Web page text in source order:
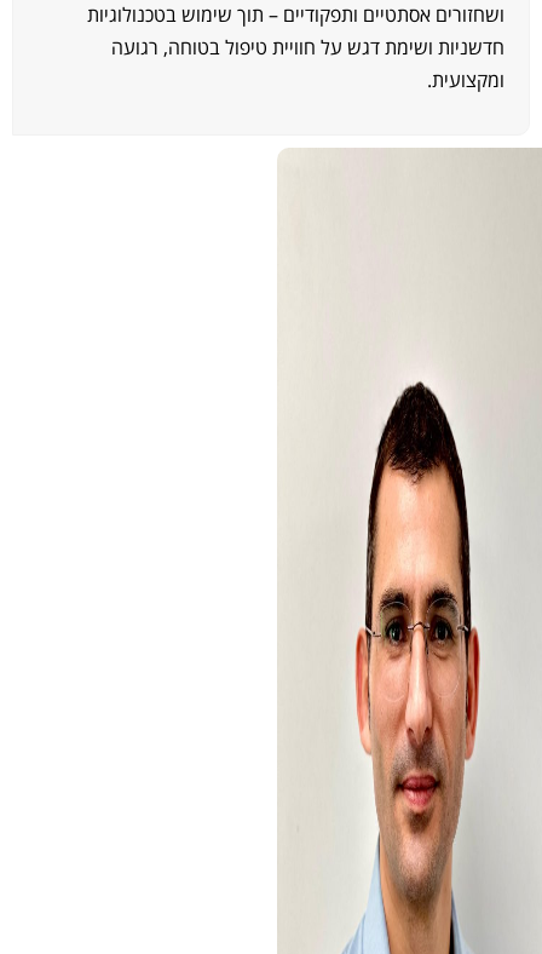
ושחזורים אסתטיים ותפקודיים – תוך שימוש בטכנולוגיות
חדשניות ושימת דגש על חוויית טיפול בטוחה, רגועה
ומקצועית.